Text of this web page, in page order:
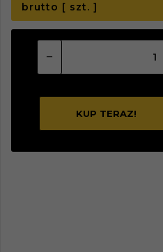
brutto [ szt. ]
KUP TERAZ!